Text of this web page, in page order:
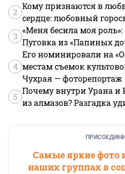
2
Кому признаются в
сердце: любовный
3
«Меня бесила моя
Пуговка из «Папиных
4
Его номинировали на
местам съемок
Чухрая — фоторепортаж
5
Почему внутри Урана и
из алмазов? Разгадка
Самые яркие фото
наших группах в